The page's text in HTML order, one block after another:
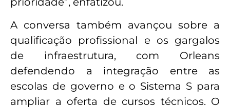
A conversa também avançou sobre a
qualificação profissional e os gargalos
de infraestrutura, com Orleans
defendendo a integração entre as
escolas de governo e o Sistema S para
ampliar a oferta de cursos técnicos. O